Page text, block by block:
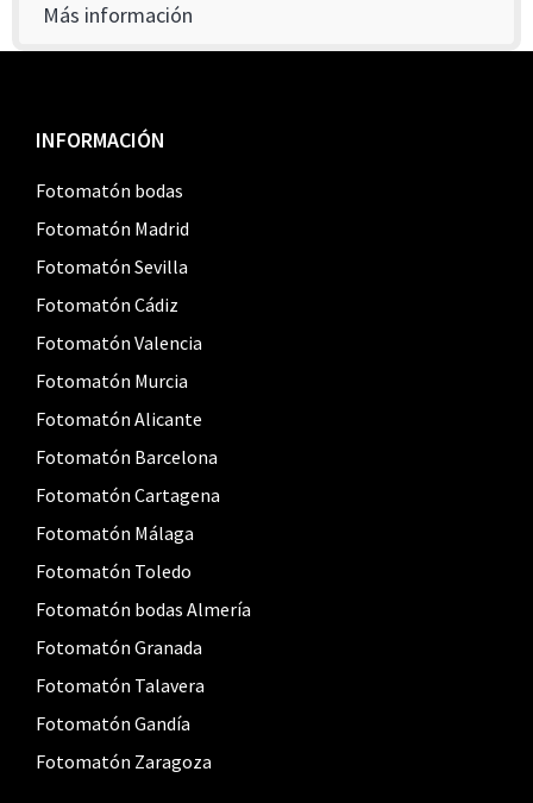
Más información
Footer
INFORMACIÓN
Fotomatón bodas
Fotomatón Madrid
Fotomatón Sevilla
Fotomatón Cádiz
Fotomatón Valencia
Fotomatón Murcia
Fotomatón Alicante
Fotomatón Barcelona
Fotomatón Cartagena
Fotomatón Málaga
Fotomatón Toledo
Fotomatón bodas Almería
Fotomatón Granada
Fotomatón Talavera
Fotomatón Gandía
Fotomatón Zaragoza